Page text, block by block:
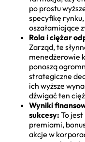
po prostu
specyfikę
oszałamiające
Rola i ciężar
Zarząd, te
menedżerowie
ponoszą
strategiczne
ich wyższe
dźwigać ten
Wyniki
sukcesy: To
premiami,
akcje w